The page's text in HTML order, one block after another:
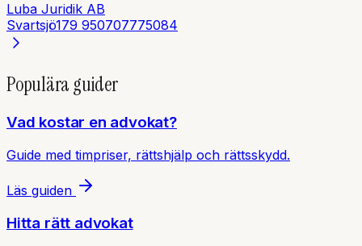
Luba Juridik AB
Svartsjö179 950707775084
Populära guider
Vad kostar en advokat?
Guide med timpriser, rättshjälp och rättsskydd.
Läs guiden
Hitta rätt advokat